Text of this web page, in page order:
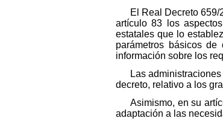
El Real Decreto
artículo 83 los
estatales que lo
parámetros básicos de
información sobre los
Las
decreto, relativo a los
Asimismo, en su
adaptación a las